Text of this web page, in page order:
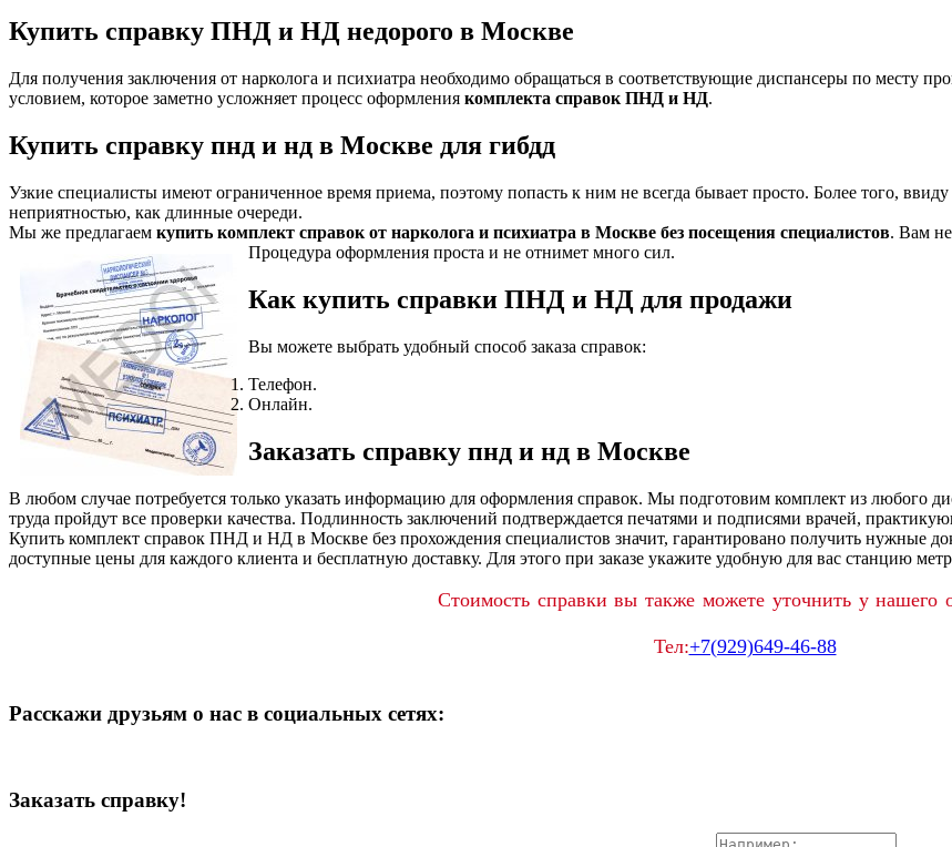
Купить справку ПНД и НД недорого в Москве
Для получения заключения от нарколога и психиатра необходимо обращаться в соответствующие диспансеры по месту
условием, которое заметно усложняет процесс оформления комплекта справок ПНД и НД.
Купить справку пнд и нд в Москве для гибдд
Узкие специалисты имеют ограниченное время приема, поэтому попасть к ним не всегда бывает просто. Более того,
неприятностью, как длинные очереди.
Мы же предлагаем купить комплект справок от нарколога и психиатра в Москве без посещения специалистов. Вам не
Процедура оформления проста и не отнимет много сил.
Как купить справки ПНД и НД для продажи
Вы можете выбрать удобный способ заказа справок:
Телефон.
Онлайн.
Заказать справку пнд и нд в Москве
В любом случае потребуется только указать информацию для оформления справок. Мы подготовим комплект из любого
труда пройдут все проверки качества. Подлинность заключений подтверждается печатями и подписями врачей,
Купить комплект справок ПНД и НД в Москве без прохождения специалистов значит, гарантировано получить нужные
доступные цены для каждого клиента и бесплатную доставку. Для этого при заказе укажите удобную для вас станцию
Стоимость справки вы также можете уточнить у нашего
Тел:+7(929)649-46-88
Расскажи друзьям о нас в социальных сетях:
Заказать справку!